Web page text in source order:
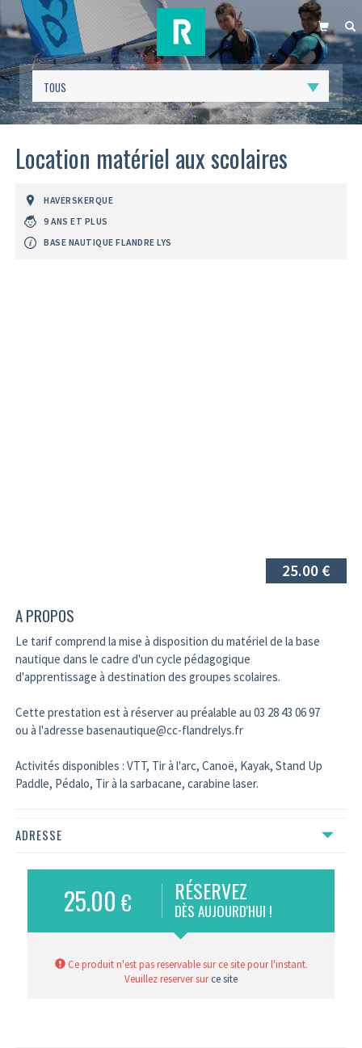
PANIER
Location matériel aux scolaires
HAVERSKERQUE
9 ANS ET PLUS
BASE NAUTIQUE FLANDRE LYS
25.00 €
A PROPOS
Le tarif comprend la mise à disposition du matériel de la base
nautique dans le cadre d'un cycle pédagogique
d'apprentissage à destination des groupes scolaires.
Cette prestation est à réserver au préalable au 03 28 43 06 97
ou à l'adresse basenautique@cc-flandrelys.fr
Activités disponibles : VTT, Tir à l'arc, Canoë, Kayak, Stand Up
Paddle, Pédalo, Tir à la sarbacane, carabine laser.
ADRESSE
25.00 € RÉSERVEZ
DÈS AUJOURD'HUI !
Ce produit n'est pas reservable sur ce site pour l'instant.
Veuillez reserver surce site